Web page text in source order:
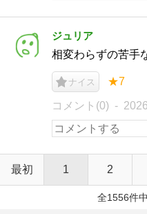
ジュリア
相変わらずの苦手
ナイス ★7
コメント(0)
最初 1 2
全1556件